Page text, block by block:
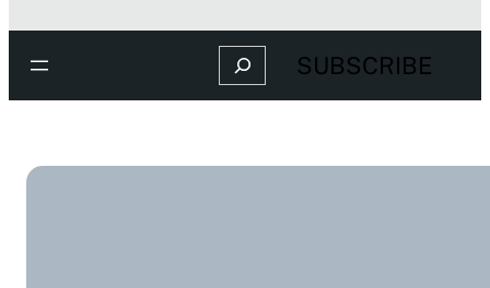
Search SUBSCRIBE